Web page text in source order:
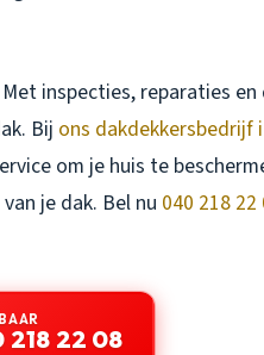
inspecties, reparaties en
Bij ons dakdekkersbedrijf
om je huis te
je dak. Bel nu 040 218 22
218 22 08